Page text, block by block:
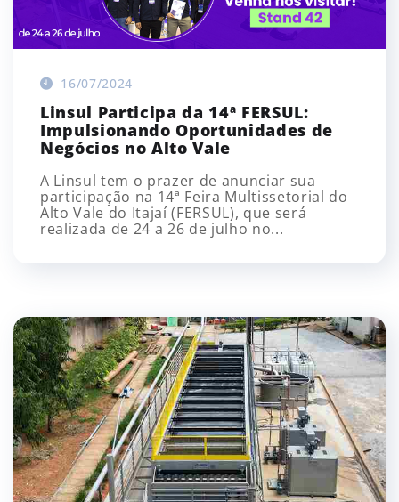
16/07/2024
Linsul Participa da 14ª FERSUL:
Impulsionando Oportunidades de
Negócios no Alto Vale
A Linsul tem o prazer de anunciar sua
participação na 14ª Feira Multissetorial do
Alto Vale do Itajaí (FERSUL), que será
realizada de 24 a 26 de julho no...